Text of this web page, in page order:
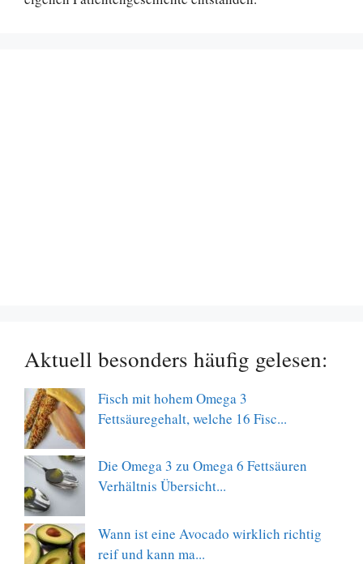
Aktuell besonders häufig gelesen:
Fisch mit hohem Omega 3
Fettsäuregehalt, welche 16 Fisc...
Die Omega 3 zu Omega 6 Fettsäuren
Verhältnis Übersicht...
Wann ist eine Avocado wirklich richtig
reif und kann ma...